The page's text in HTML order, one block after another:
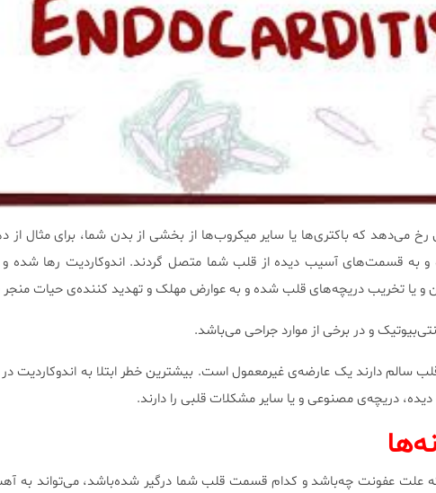
رخ‌ می‌دهد که باکتری‌ها یا سایر میکروب‌ها از بخشی از بدن شما، برای مثال از
به قسمت‌های آسیب دیده از قلب شما متصل گردند. اندوکاردیت رها شده و
و یا تخریب دریچه‌های قلب شده و به عوارض مهلک و تهدید کننده‌ی حیات
و در برخی از موارد جراحی می‌باشد.
قلب سالم دارند یک عارضه‌ی غیرمعمول است. بیشترین خطر ابتلا به اندوکاردیت
دریچه‌ی مصنوعی و یا سایر مشکلات قلبی را دارند.
علت عفونت چه‌باشد و کدام قسمت قلب شما درگیر شده‌باشد، می‌تواند به